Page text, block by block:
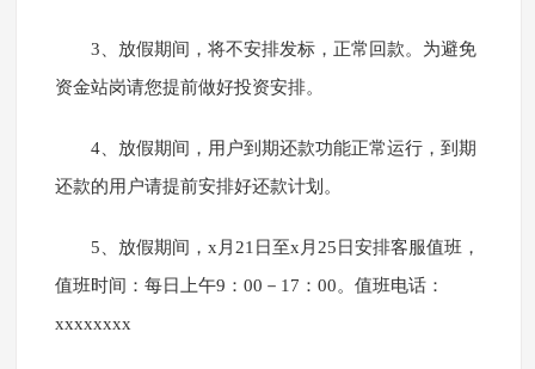
3、放假期间，将不安排发标，正常回款。为避免
资金站岗请您提前做好投资安排。
4、放假期间，用户到期还款功能正常运行，到期
还款的用户请提前安排好还款计划。
5、放假期间，x月21日至x月25日安排客服值班，
值班时间：每日上午9：00－17：00。值班电话：
xxxxxxxx